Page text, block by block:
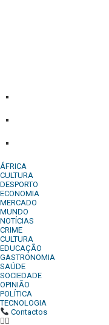
ÁFRICA
CULTURA
DESPORTO
ECONOMIA
MERCADO
MUNDO
NOTÍCIAS
CRIME
CULTURA
EDUCAÇÃO
GASTRONOMIA
SAÚDE
SOCIEDADE
OPINIÃO
POLÍTICA
TECNOLOGIA
Contactos